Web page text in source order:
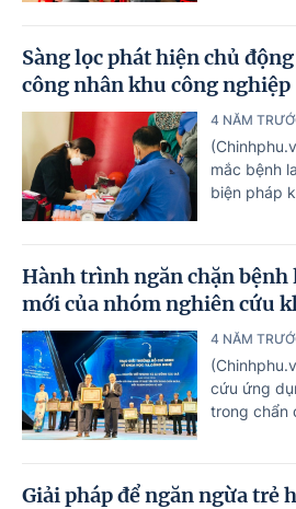
Sàng lọc phát hiện chủ
công nhân khu công nghiệp
4 NĂM
mắc bệnh
biện pháp
Hành trình ngăn chặn bệnh
mới của nhóm nghiên cứu
4 NĂM
cứu ứng
trong chẩn
Giải pháp để ngăn ngừa trẻ